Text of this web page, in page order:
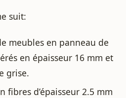
suit:
meubles en panneau de
en épaisseur 16 mm et
grise.
fibres d’épaisseur 2.5 mm